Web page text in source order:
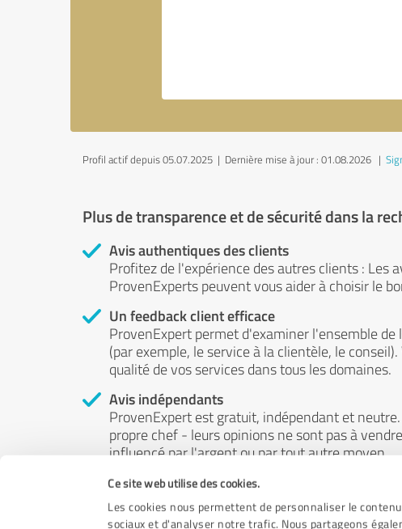
Ce site web utilise des cookies.
Les cookies nous permettent de personnaliser le
sociaux et d'analyser notre trafic. Nous partageons
Profil actif depuis 05.07.2025 | Dernière mise à jour : 01.08.2026 |
Plus de transparence et de sécurité dans la
Avis authentiques des clients
Profitez de l'expérience des autres clients : Les
ProvenExperts peuvent vous aider à choisir le
Un feedback client efficace
ProvenExpert permet d'examiner l'ensemble
(par exemple, le service à la clientèle, le
qualité de vos services dans tous les domaines.
Avis indépendants
ProvenExpert est gratuit, indépendant et
propre chef - leurs opinions ne sont pas à
influencé par l'argent ou par tout autre moyen.